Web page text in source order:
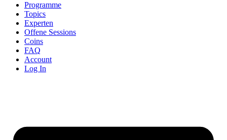
Programme
Topics
Experten
Offene Sessions
Coins
FAQ
Account
Log In